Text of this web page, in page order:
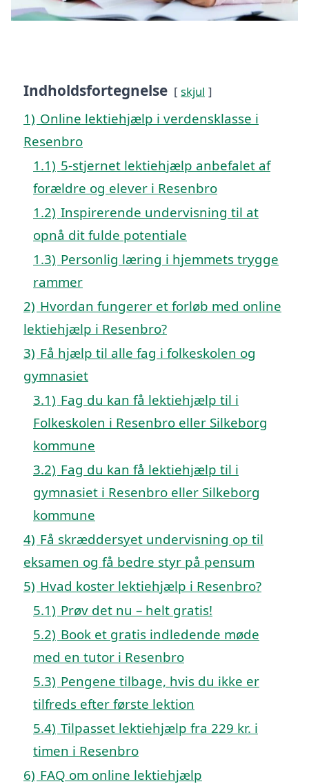
Indholdsfortegnelse skjul
1) Online lektiehjælp i verdensklasse i
Resenbro
1.1) 5-stjernet lektiehjælp anbefalet af
forældre og elever i Resenbro
1.2) Inspirerende undervisning til at
opnå dit fulde potentiale
1.3) Personlig læring i hjemmets trygge
rammer
2) Hvordan fungerer et forløb med online
lektiehjælp i Resenbro?
3) Få hjælp til alle fag i folkeskolen og
gymnasiet
3.1) Fag du kan få lektiehjælp til i
Folkeskolen i Resenbro eller Silkeborg
kommune
3.2) Fag du kan få lektiehjælp til i
gymnasiet i Resenbro eller Silkeborg
kommune
4) Få skræddersyet undervisning op til
eksamen og få bedre styr på pensum
5) Hvad koster lektiehjælp i Resenbro?
5.1) Prøv det nu – helt gratis!
5.2) Book et gratis indledende møde
med en tutor i Resenbro
5.3) Pengene tilbage, hvis du ikke er
tilfreds efter første lektion
5.4) Tilpasset lektiehjælp fra 229 kr. i
timen i Resenbro
6) FAQ om online lektiehjælp